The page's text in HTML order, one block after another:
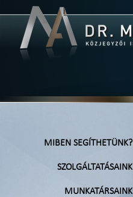
MIBEN SEGÍTHETÜNK?
SZOLGÁLTATÁSAINK
MUNKATÁRSAINK